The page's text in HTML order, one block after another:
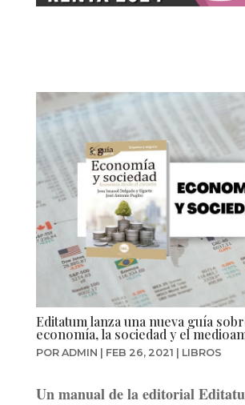
Editatum lanza una nueva guía
economía, la sociedad y el
POR ADMIN FEB 26, 2021 LIBROS
Un manual de la editorial